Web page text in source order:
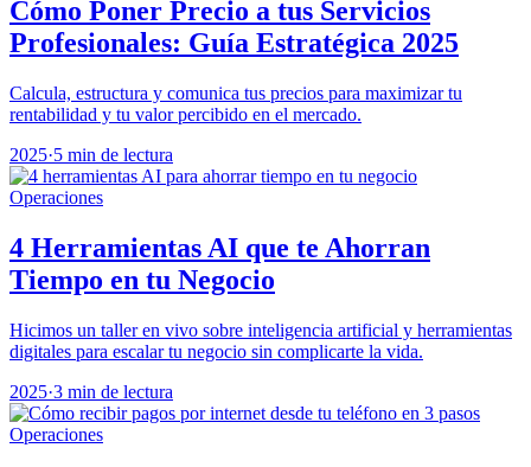
Cómo Poner Precio a tus Servicios
Profesionales: Guía Estratégica 2025
Calcula, estructura y comunica tus precios para maximizar tu
rentabilidad y tu valor percibido en el mercado.
2025·5 min de lectura
Operaciones
4 Herramientas AI que te Ahorran
Tiempo en tu Negocio
Hicimos un taller en vivo sobre inteligencia artificial y herramientas
digitales para escalar tu negocio sin complicarte la vida.
2025·3 min de lectura
Operaciones